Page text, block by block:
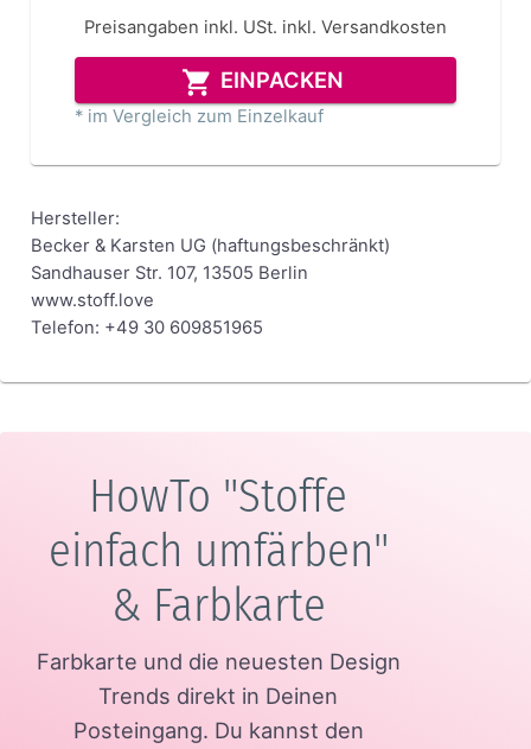
Preisangaben inkl. USt. inkl. Versandkosten
EINPACKEN
* im Vergleich zum Einzelkauf
Hersteller:
Becker & Karsten UG (haftungsbeschränkt)
Sandhauser Str. 107, 13505 Berlin
www.stoff.love
Telefon: +49 30 609851965
HowTo "Stoffe
einfach umfärben"
& Farbkarte
Farbkarte und die neuesten Design
Trends direkt in Deinen
Posteingang. Du kannst den